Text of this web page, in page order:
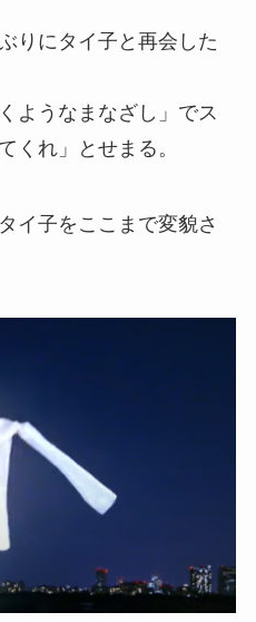
りにタイ子と再会した
ようなまなざし」でス
くれ」とせまる。
イ子をここまで変貌さ